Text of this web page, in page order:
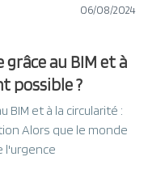
06/08/2024
grâce au BIM et à
possible ?
BIM et à la circularité :
Alors que le monde
l'urgence